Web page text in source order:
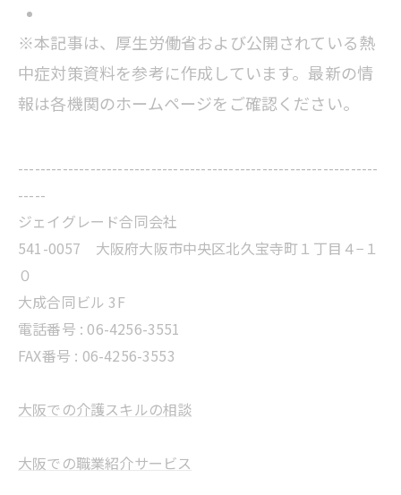
※本記事は、厚生労働省および公開されている熱
中症対策資料を参考に作成しています。最新の情
報は各機関のホームページをご確認ください。
-----------------------------------------------------------------
-----
ジェイグレード合同会社
541-0057 大阪府大阪市中央区北久宝寺町１丁目４−１
０
大成合同ビル 3F
電話番号 : 06-4256-3551
FAX番号 : 06-4256-3553
大阪での介護スキルの相談
大阪での職業紹介サービス